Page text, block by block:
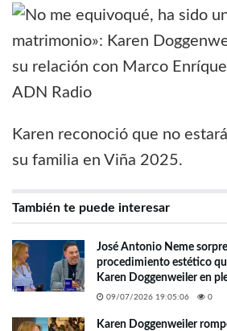
Karen reconoció que no
su familia en Viña 2025.
También te puede interesar
José Antonio Neme
procedimiento estético
Karen Doggenweiler en
09/07/2026 19:05:06 0
Karen Doggenweiler